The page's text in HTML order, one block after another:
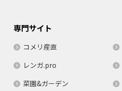
専門サイト
コメリ産直
レンガ.pro
菜園&ガーデン